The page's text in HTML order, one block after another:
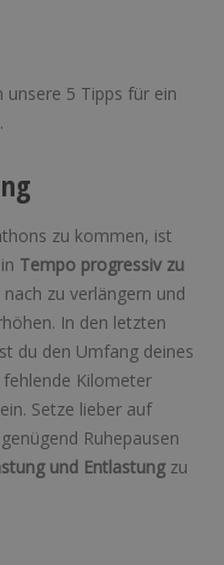
5 Tipps für ein
zu kommen, ist
Tempo progressiv zu
zu verlängern und
In den letzten
du den Umfang deines
Kilometer
Setze lieber auf
Ruhepausen
und Entlastungzu